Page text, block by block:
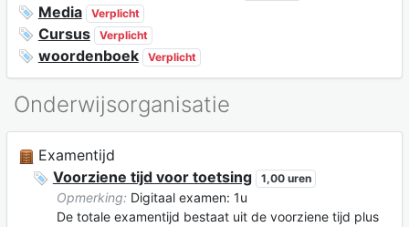
Media Verplicht
Cursus Verplicht
woordenboek Verplicht
Onderwijsorganisatie
Examentijd
Voorziene tijd voor toetsing
1,00 uren
Opmerking: Digitaal examen: 1u
De totale examentijd bestaat uit de voorziene tijd plus